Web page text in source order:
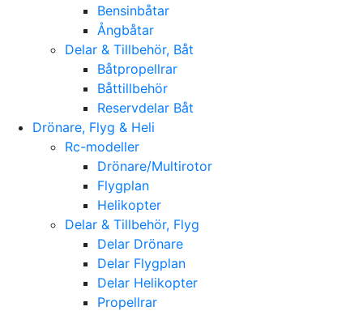
Bensinbåtar
Ångbåtar
Delar & Tillbehör, Båt
Båtpropellrar
Båttillbehör
Reservdelar Båt
Drönare, Flyg & Heli
Rc-modeller
Drönare/Multirotor
Flygplan
Helikopter
Delar & Tillbehör, Flyg
Delar Drönare
Delar Flygplan
Delar Helikopter
Propellrar